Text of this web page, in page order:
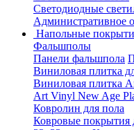
Светодиодные
Административное
Напольные
Фальшполы
Панели фальшпола
Виниловая плитка
Виниловая плитка
Art Vinyl New Age
Ковролин для пола
Ковровые покрытия